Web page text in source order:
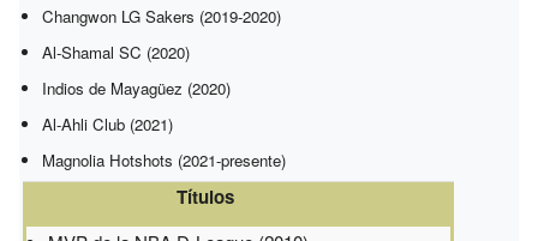
Changwon LG Sakers (2019-2020)
Al-Shamal SC (2020)
Indios de Mayagüez (2020)
Al-Ahli Club (2021)
Magnolia Hotshots (2021-presente)
Títulos